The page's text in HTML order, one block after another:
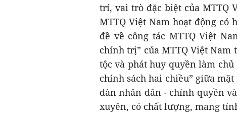
trí, vai trò đặc biệt của MTTQ
MTTQ Việt Nam hoạt động có
đề về công tác MTTQ Việt
chính trị” của MTTQ Việt
tộc và phát huy quyền làm
chính sách hai chiều” giữa
đàn nhân dân - chính quyền
xuyên, có chất lượng, mang